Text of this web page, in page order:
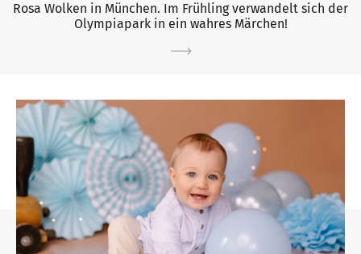
Rosa Wolken in München. Im Frühling verwandelt sich der
Olympiapark in ein wahres Märchen!